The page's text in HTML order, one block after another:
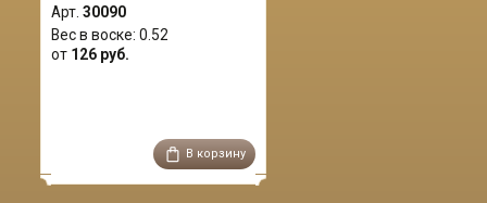
Арт. 30090
Вес в воске: 0.52
от 126 руб.
В корзину